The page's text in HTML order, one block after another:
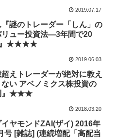
2019.07.17
『謎のトレーダー「しん」の
リュー投資法―3年間で20
』★★★★
2019.06.03
超えトレーダーが絶対に教え
ない アベノミクス株投資の
』★★★
2018.03.20
イヤモンドZAI(ザイ) 2016年
号 [雑誌] (連続増配「高配当